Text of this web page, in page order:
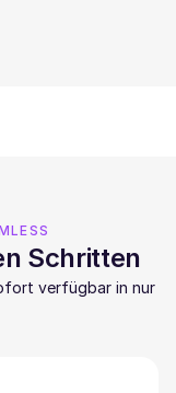
Schritten
verfügbar in nur